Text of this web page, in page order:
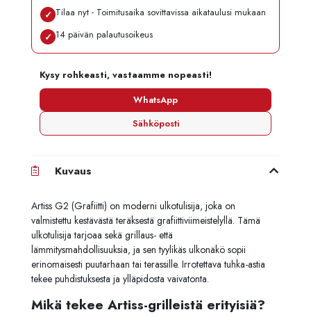
✓ Tilaa nyt - Toimitusaika sovittavissa aikataulusi mukaan
✓ 14 päivän palautusoikeus
Kysy rohkeasti, vastaamme nopeasti!
WhatsApp
Sähköposti
Kuvaus
Artiss G2 (Grafiitti) on moderni ulkotulisija, joka on
valmistettu kestävästä teräksestä grafiittiviimeistelyllä. Tämä
ulkotulisija tarjoaa sekä grillaus- että
lämmitysmahdollisuuksia, ja sen tyylikäs ulkonäkö sopii
erinomaisesti puutarhaan tai terassille. Irrotettava tuhka-astia
tekee puhdistuksesta ja ylläpidosta vaivatonta.
Mikä tekee Artiss-grilleistä erityisiä?